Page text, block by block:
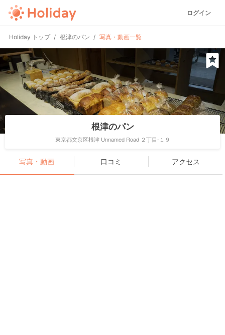
ログイン
Holiday トップ 根津のパン 写真・動画一覧
根津のパン
東京都文京区根津 Unnamed Road ２丁目-１９
写真・動画 口コミ アクセス